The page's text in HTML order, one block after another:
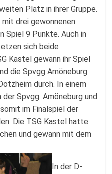
Platz in ihrer Gruppe.
drei gewonnenen
Spiel 9 Punkte. Auch in
sich beide
Kastel gewann ihr Spiel
die Spvgg Amöneburg
durch. In einem
Spvgg. Amöneburg und
im Finalspiel der
Die TSG Kastel hatte
und gewann mit dem
In der D-